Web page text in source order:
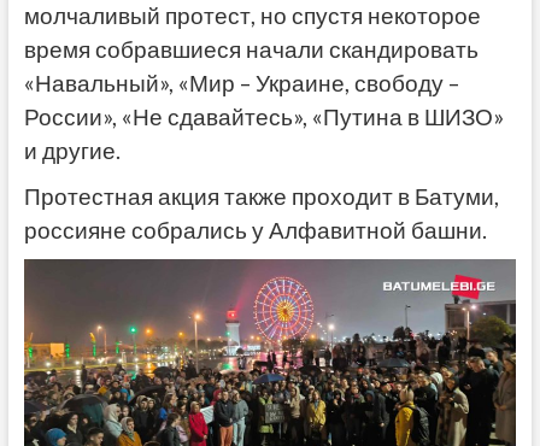
молчаливый протест, но спустя некоторое
время собравшиеся начали скандировать
«Навальный», «Мир – Украине, свободу –
России», «Не сдавайтесь», «Путина в ШИЗО»
и другие.
Протестная акция также проходит в Батуми,
россияне собрались у Алфавитной башни.